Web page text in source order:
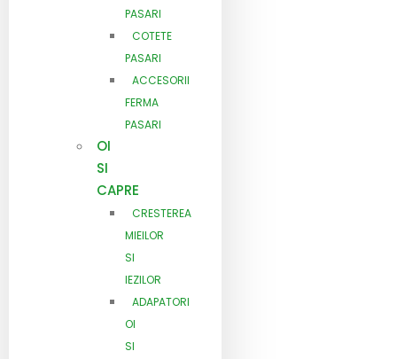
PASARI
COTETE
PASARI
ACCESORII
FERMA
PASARI
OI
SI
CAPRE
CRESTEREA
MIEILOR
SI
IEZILOR
ADAPATORI
OI
SI